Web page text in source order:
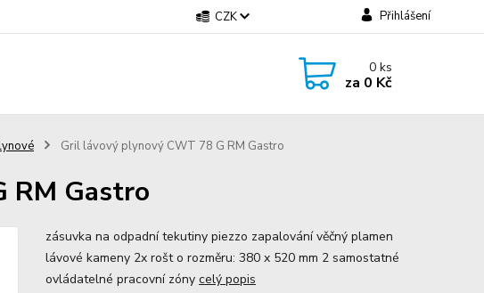
CZK Přihlášení
0ks
za 0 Kč
Gril lávový plynový CWT 78 G RM Gastro
RM Gastro
zásuvka na odpadní tekutiny piezzo zapalování věčný plamen
lávové kameny 2x rošt o rozměru: 380 x 520 mm 2 samostatné
ovládatelné pracovní zóny celý popis